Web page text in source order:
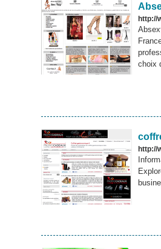
http://
choix
http://